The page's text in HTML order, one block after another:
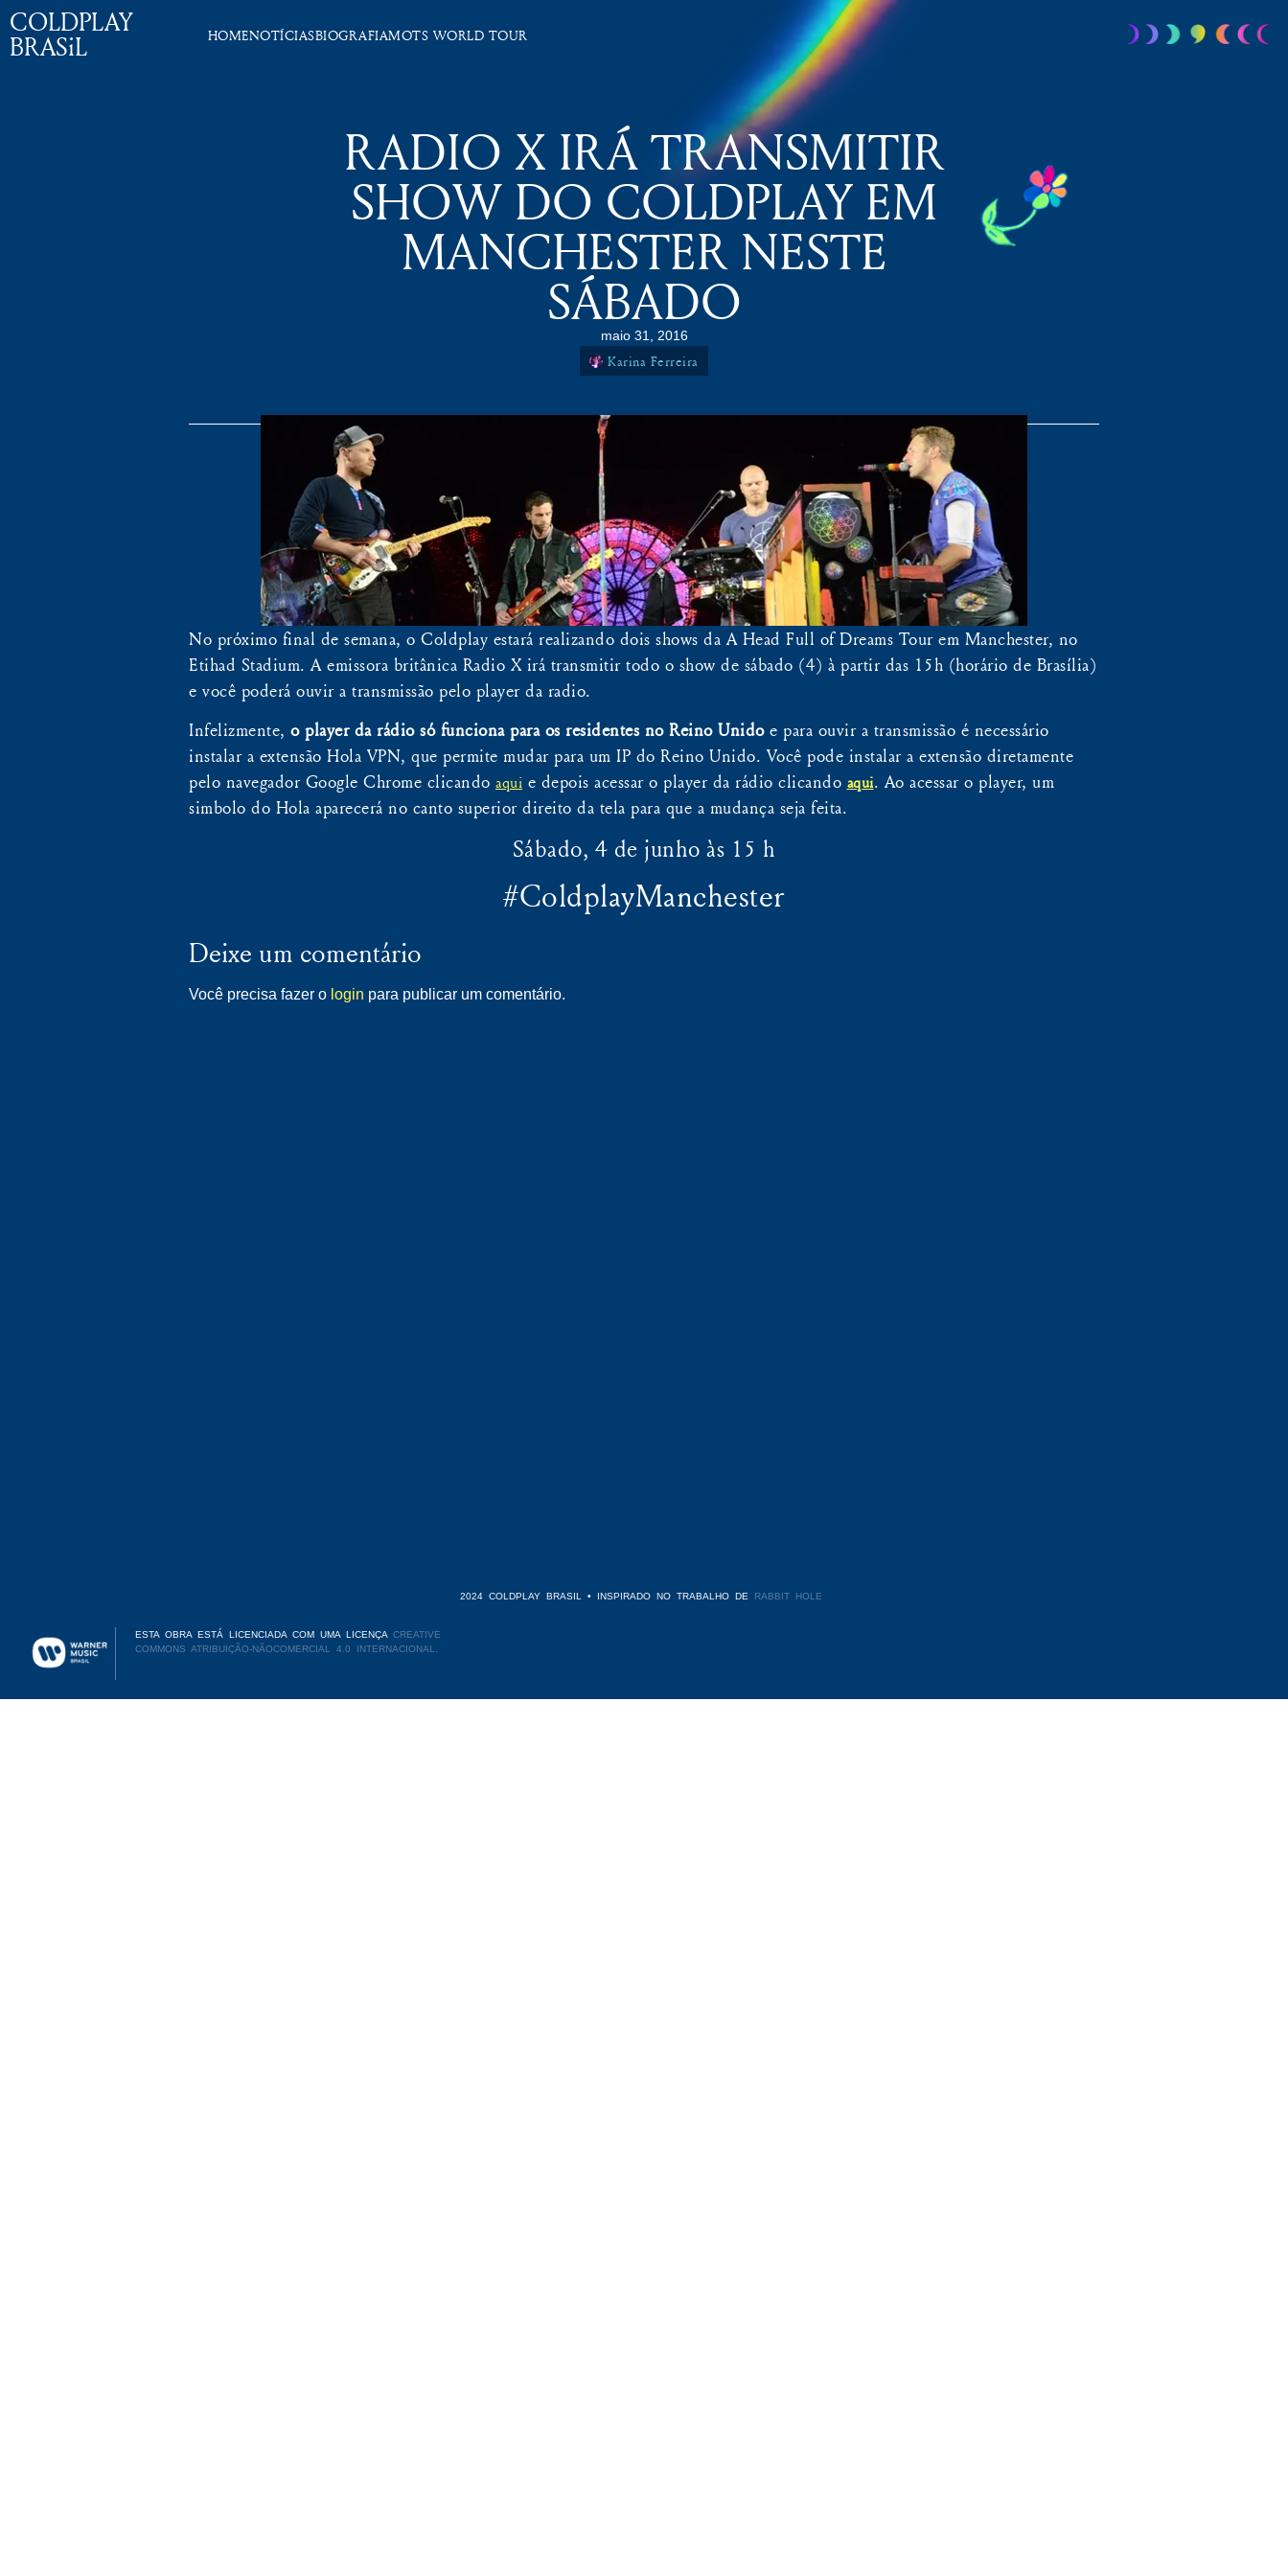
COLDPLAY
BRASiL HOMENOTÍCIASBIOGRAFIAMOTS WORLD TOUR
RADIO X IRÁ TRANSMITIR
SHOW DO COLDPLAY EM
MANCHESTER NESTE
SÁBADO
maio 31, 2016
Karina Ferreira
No próximo final de semana, o Coldplay estará realizando dois shows da A Head Full of Dreams Tour em Manchester, no
Etihad Stadium. A emissora britânica Radio X irá transmitir todo o show de sábado (4) à partir das 15h (horário de Brasília)
e você poderá ouvir a transmissão pelo player da radio.
Infelizmente, o player da rádio só funciona para os residentes no Reino Unidoe para ouvir a transmissão é necessário
instalar a extensão Hola VPN, que permite mudar para um IP do Reino Unido. Você pode instalar a extensão diretamente
pelo navegador Google Chrome clicando aqui e depois acessar o player da rádio clicando aqui. Ao acessar o player, um
simbolo do Hola aparecerá no canto superior direito da tela para que a mudança seja feita.
Sábado, 4 de junho às 15 h
#ColdplayManchester
Deixe um comentário
Você precisa fazer o login para publicar um comentário.
2024 COLDPLAY BRASIL • INSPIRADO NO TRABALHO DE RABBIT HOLE
ESTA OBRA ESTÁ LICENCIADA COM UMA LICENÇA CREATIVE
COMMONS ATRIBUIÇÃO-NÃOCOMERCIAL 4.0 INTERNACIONAL.